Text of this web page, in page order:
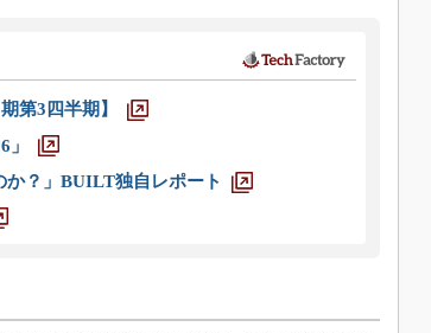
第3四半期】
か？」BUILT独自レポート